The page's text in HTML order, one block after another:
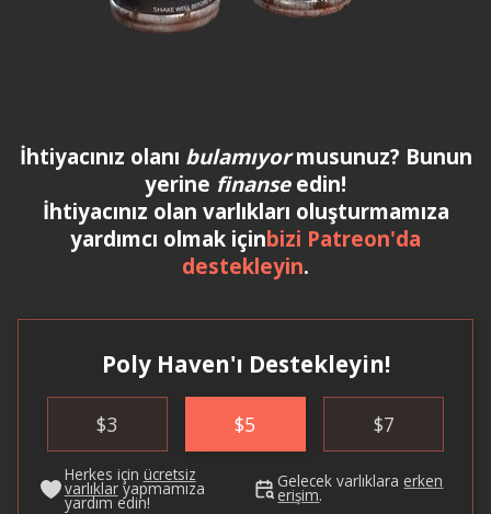
İhtiyacınız olanı bulamıyormusunuz? Bunun
yerine finanseedin!
İhtiyacınız olan varlıkları oluşturmamıza
yardımcı olmak içinbizi Patreon'da
destekleyin.
Poly Haven'ı Destekleyin!
$3 $5 $7
Herkes için ücretsiz
varlıklaryapmamıza
yardım edin!
Gelecek varlıklara erken
erişim.